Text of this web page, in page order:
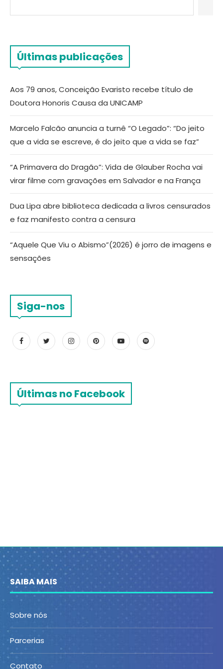
Últimas publicações
Aos 79 anos, Conceição Evaristo recebe título de
Doutora Honoris Causa da UNICAMP
Marcelo Falcão anuncia a turnê “O Legado”: “Do jeito
que a vida se escreve, é do jeito que a vida se faz”
“A Primavera do Dragão”: Vida de Glauber Rocha vai
virar filme com gravações em Salvador e na França
Dua Lipa abre biblioteca dedicada a livros censurados
e faz manifesto contra a censura
“Aquele Que Viu o Abismo”(2026) é jorro de imagens e
sensações
Siga-nos
Últimas no Facebook
SAIBA MAIS
Sobre nós
Parcerias
Contato